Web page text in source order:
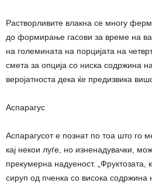
Растворливите влакна се многу
до формирање гасови за време на
на големината на порцијата на
смета за опција со ниска содржина
веројатноста дека ќе предизвика
Аспарагус
Аспарагусот е познат по тоа што го
кај некои луѓе, но изненадувачки,
прекумерна надуеност. „Фруктозата,
сируп од пченка со висока содржина